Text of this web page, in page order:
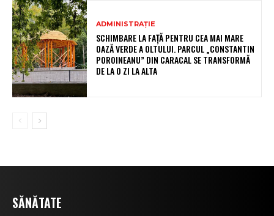
ADMINISTRAȚIE
SCHIMBARE LA FAȚĂ PENTRU CEA MAI MARE
OAZĂ VERDE A OLTULUI. PARCUL „CONSTANTIN
POROINEANU” DIN CARACAL SE TRANSFORMĂ
DE LA O ZI LA ALTA
SĂNĂTATE